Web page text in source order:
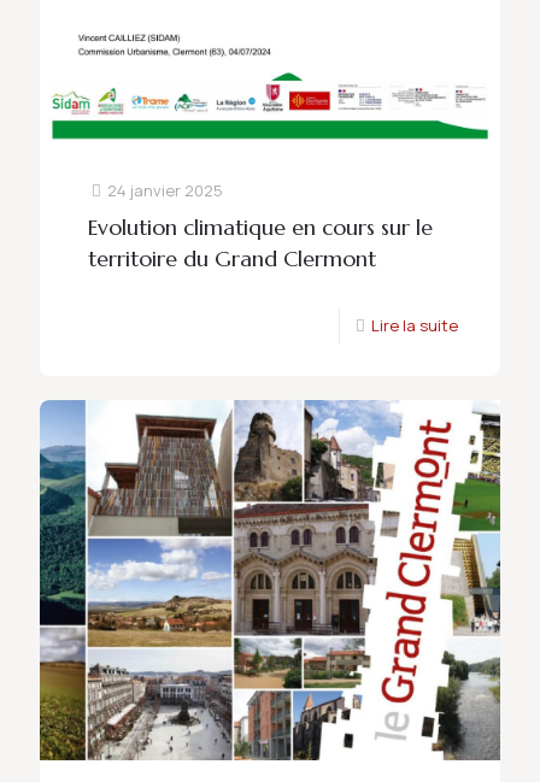
24 janvier 2025
Evolution climatique en cours sur le
territoire du Grand Clermont
Lire la suite